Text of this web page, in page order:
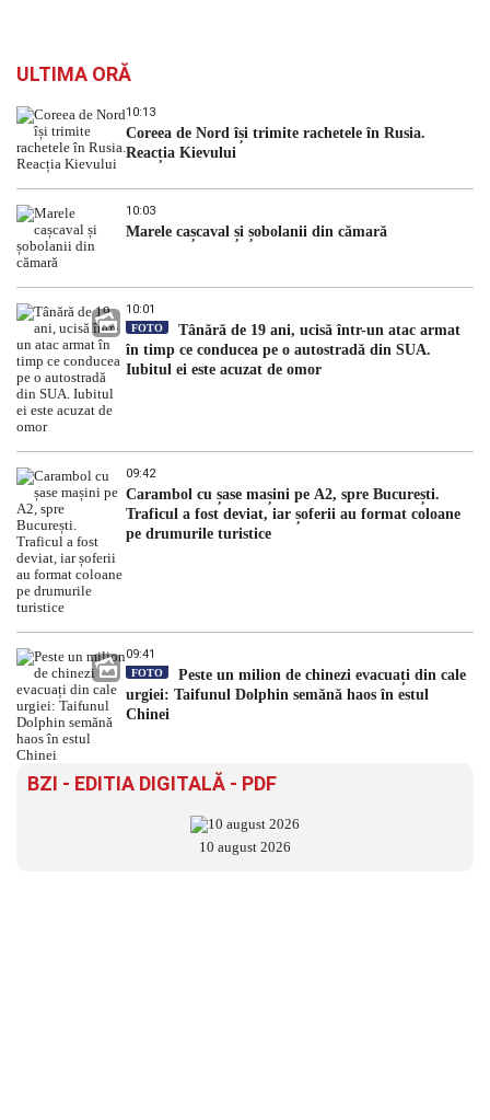
ULTIMA ORĂ
10:13
Coreea de Nord își trimite rachetele în Rusia.
Reacția Kievului
10:03
Marele cașcaval și șobolanii din cămară
10:01
FOTO
Tânără de 19 ani, ucisă într-un atac armat
în timp ce conducea pe o autostradă din SUA.
Iubitul ei este acuzat de omor
09:42
Carambol cu șase mașini pe A2, spre București.
Traficul a fost deviat, iar șoferii au format coloane
pe drumurile turistice
09:41
FOTO
Peste un milion de chinezi evacuați din cale
urgiei: Taifunul Dolphin semănă haos în estul
Chinei
BZI - EDITIA DIGITALĂ - PDF
10 august 2026